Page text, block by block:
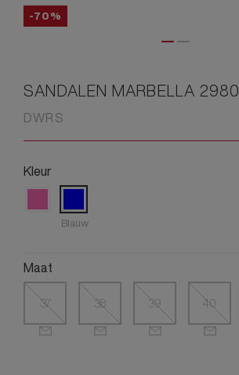
-70%
SANDALEN MARBELLA 2980
DWRS
Kleur
Blauw
Maat
37 38 39 40